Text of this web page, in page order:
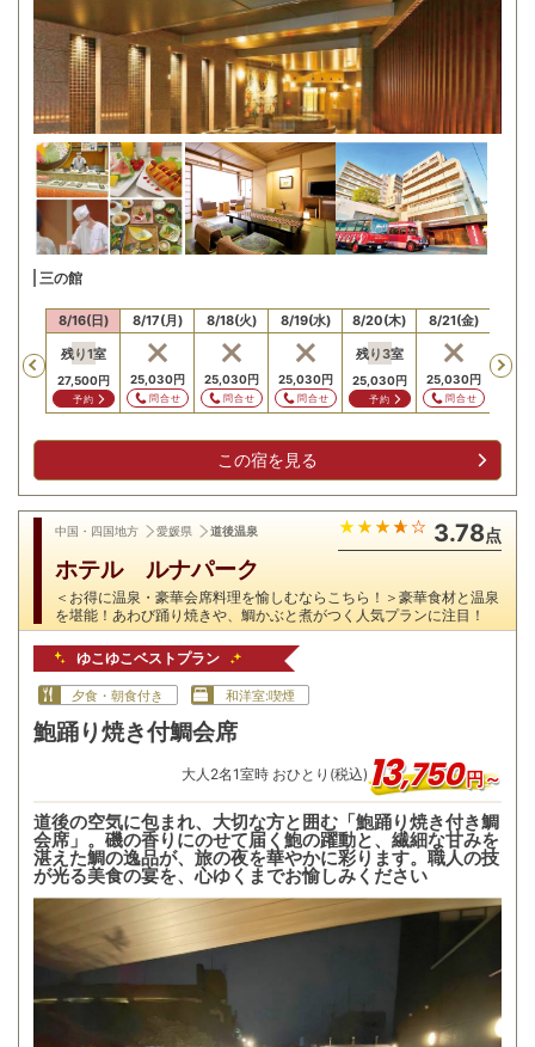
三の館
Previous
8/16(日)
残り1室
27,500円
予約
8/17(月)
25,030円
問合せ
8/18(火)
25,030円
問合せ
8/19(水)
25,030円
問合せ
8/20(木)
残り3室
25,030円
予約
8/21(金)
25,030円
問合せ
この宿を見る
中国・四国地方 愛媛県 道後温泉 3.78点
ホテル ルナパーク
＜お得に温泉・豪華会席料理を愉しむならこちら！＞豪華食材と温泉
を堪能！あわび踊り焼きや、鯛かぶと煮がつく人気プランに注目！
ゆこゆこベストプラン
夕食・朝食付き 和洋室:喫煙
鮑踊り焼き付鯛会席
大人 2名1室時 おひとり(税込)13,750円～
道後の空気に包まれ、大切な方と囲む「鮑踊り焼き付き鯛
会席」。磯の香りにのせて届く鮑の躍動と、繊細な甘みを
湛えた鯛の逸品が、旅の夜を華やかに彩ります。職人の技
が光る美食の宴を、心ゆくまでお愉しみください